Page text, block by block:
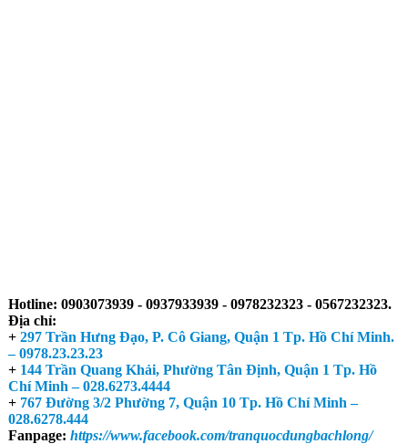
Hotline: 0903073939 - 0937933939 - 0978232323 - 0567232323.
Địa chỉ:
+ 297 Trần Hưng Đạo, P. Cô Giang, Quận 1 Tp. Hồ Chí Minh.
– 0978.23.23.23
+ 144 Trần Quang Khải, Phường Tân Định, Quận 1 Tp. Hồ
Chí Minh – 028.6273.4444
+ 767 Đường 3/2 Phường 7, Quận 10 Tp. Hồ Chí Minh –
028.6278.444
Fanpage: https://www.facebook.com/tranquocdungbachlong/